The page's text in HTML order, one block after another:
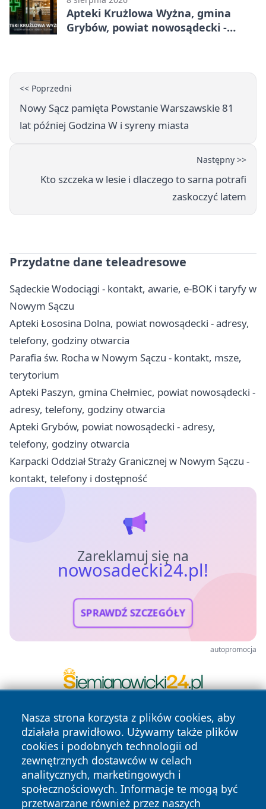
Apteki Krużlowa Wyżna, gmina
Grybów, powiat nowosądecki -
<< Poprzedni
Nowy Sącz pamięta Powstanie Warszawskie 81
lat później Godzina W i syreny miasta
Następny >>
Kto szczeka w lesie i dlaczego to sarna potrafi
zaskoczyć latem
Przydatne dane teleadresowe
Sądeckie Wodociągi - kontakt, awarie, e-BOK i taryfy w
Nowym Sączu
Apteki Łososina Dolna, powiat nowosądecki - adresy,
telefony, godziny otwarcia
Parafia św. Rocha w Nowym Sączu - kontakt, msze,
terytorium
Apteki Paszyn, gmina Chełmiec, powiat nowosądecki -
adresy, telefony, godziny otwarcia
Apteki Grybów, powiat nowosądecki - adresy,
telefony, godziny otwarcia
Karpacki Oddział Straży Granicznej w Nowym Sączu -
kontakt, telefony i dostępność
Zareklamuj się na
nowosadecki24.pl!
SPRAWDŹ SZCZEGÓŁY
autopromocja
Nasza strona korzysta z plików cookies, aby
działała prawidłowo. Używamy także plików
cookies i podobnych technologii od
zewnętrznych dostawców w celach
analitycznych, marketingowych i
społecznościowych. Informacje te mogą być
przetwarzane również przez naszych
Copyright © 2026 nowosadecki24.pl Wszystkie prawa
zastrzeżone.